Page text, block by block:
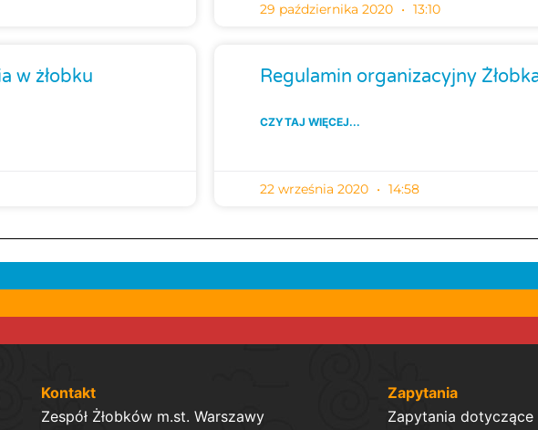
29 października 2020 13:10
w żłobku Regulamin organizacyjny
CZYTAJ WIĘCEJ...
22 września 2020 14:58
Kontakt
Zespół Żłobków m.st. Warszawy
Zapytania
Zapytania